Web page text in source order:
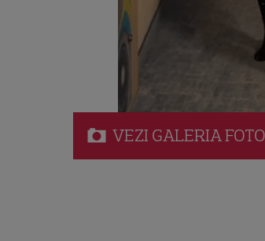
VEZI GALERIAFOTO